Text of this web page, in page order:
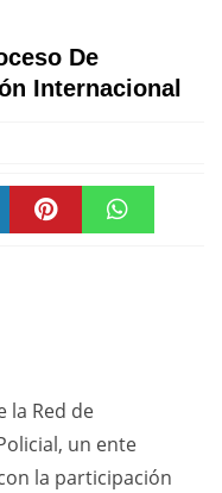
De
Internacional
la Red de
un ente
la participación